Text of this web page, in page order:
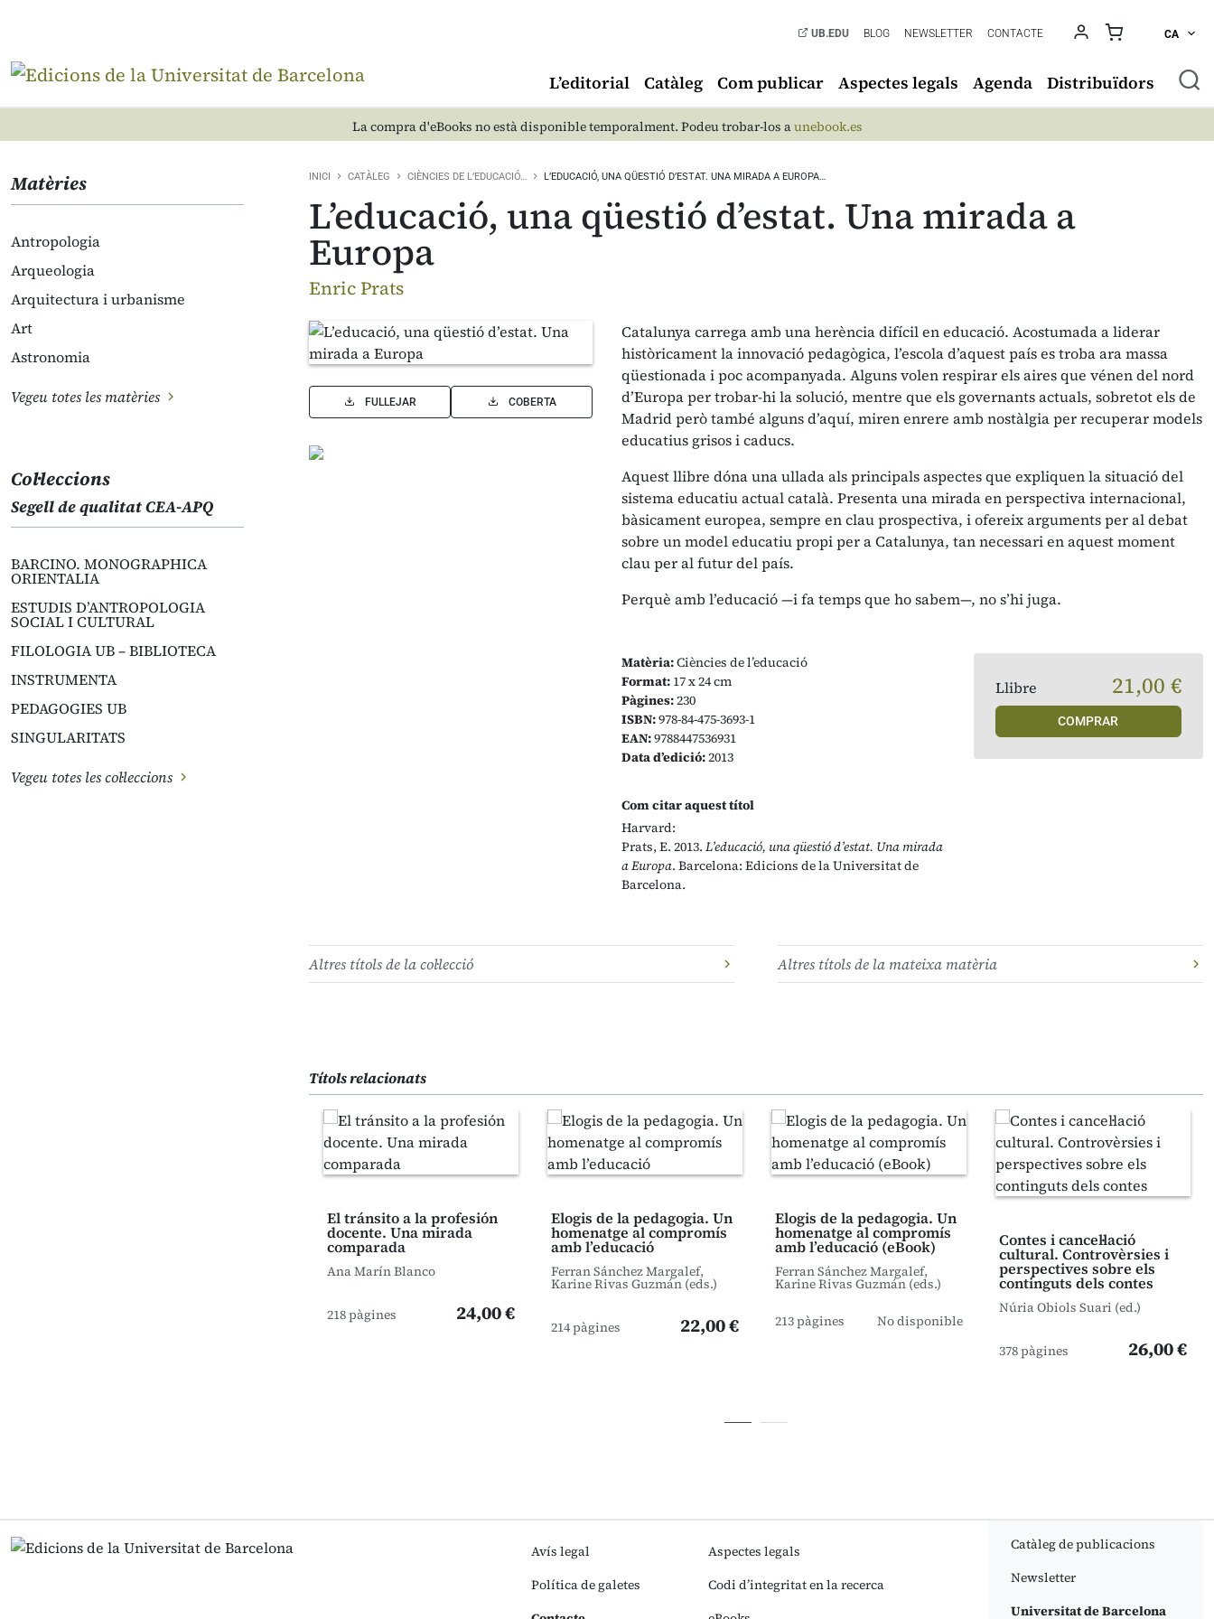
UB.EDU BLOG NEWSLETTER CONTACTE CA
L’editorial Catàleg Com publicar Aspectes legals Agenda Distribuïdors
La compra d'eBooks no està disponible temporalment. Podeu trobar-los aunebook.es
Matèries
Antropologia
Arqueologia
Arquitectura i urbanisme
Art
Astronomia
Vegeu totes les matèries
Col·leccions
Segell de qualitat CEA-APQ
BARCINO. MONOGRAPHICA
ORIENTALIA
ESTUDIS D’ANTROPOLOGIA
SOCIAL I CULTURAL
FILOLOGIA UB – BIBLIOTECA
INSTRUMENTA
PEDAGOGIES UB
SINGULARITATS
Vegeu totes les col·leccions
INICI CATÀLEG CIÈNCIES DE L’EDUCACIÓ… L’EDUCACIÓ, UNA QÜESTIÓ D’ESTAT. UNA MIRADA A EUROPA…
L’educació, una qüestió d’estat. Una mirada a
Europa
Enric Prats
FULLEJAR COBERTA
Catalunya carrega amb una herència difícil en educació. Acostumada a liderar
històricament la innovació pedagògica, l’escola d’aquest país es troba ara massa
qüestionada i poc acompanyada. Alguns volen respirar els aires que vénen del nord
d’Europa per trobar-hi la solució, mentre que els governants actuals, sobretot els de
Madrid però també alguns d’aquí, miren enrere amb nostàlgia per recuperar models
educatius grisos i caducs.
Aquest llibre dóna una ullada als principals aspectes que expliquen la situació del
sistema educatiu actual català. Presenta una mirada en perspectiva internacional,
bàsicament europea, sempre en clau prospectiva, i ofereix arguments per al debat
sobre un model educatiu propi per a Catalunya, tan necessari en aquest moment
clau per al futur del país.
Perquè amb l’educació —i fa temps que ho sabem—, no s’hi juga.
Matèria:Ciències de l’educació
Format: 17 x 24 cm
Pàgines:230
ISBN:978-84-475-3693-1
EAN:9788447536931
Data d’edició:2013
Com citar aquest títol
Harvard:
Prats, E. 2013. L’educació, una qüestió d’estat. Una mirada
a Europa. Barcelona: Edicions de la Universitat de
Barcelona.
Llibre 21,00 €
COMPRAR
Altres títols de la col·lecció Altres títols de la mateixa matèria
Títols relacionats
El tránsito a la profesión
docente. Una mirada
comparada
Ana Marín Blanco
218 pàgines 24,00 €
Elogis de la pedagogia. Un
homenatge al compromís
amb l’educació
Ferran Sánchez Margalef,
Karine Rivas Guzmán (eds.)
214 pàgines 22,00 €
Elogis de la pedagogia. Un
homenatge al compromís
amb l’educació (eBook)
Ferran Sánchez Margalef,
Karine Rivas Guzmán (eds.)
213 pàgines No disponible
Contes i cancel·lació
cultural. Controvèrsies i
perspectives sobre els
continguts dels contes
Núria Obiols Suari (ed.)
378 pàgines 26,00 €
Avís legal
Política de galetes
Aspectes legals
Codi d’integritat en la recerca
Catàleg de publicacions
Newsletter
Universitat de Barcelona